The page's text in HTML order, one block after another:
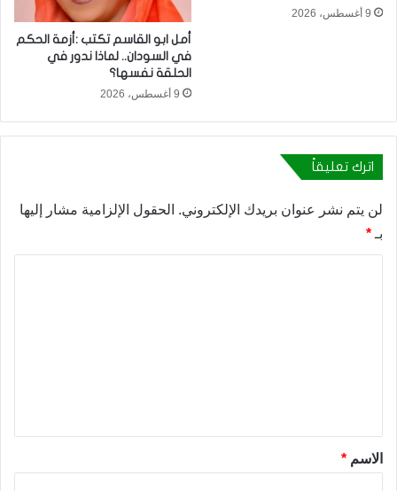
9 أغسطس، 2026
أمل ابو القاسم تكتب :أزمة الحكم
في السودان.. لماذا ندور في
الحلقة نفسها؟
9 أغسطس، 2026
اترك تعليقاً
لن يتم نشر عنوان بريدك الإلكتروني. الحقول الإلزامية مشار إليها
بـ *
*الاسم *